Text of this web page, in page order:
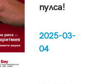
пулса!
2025-03-
04